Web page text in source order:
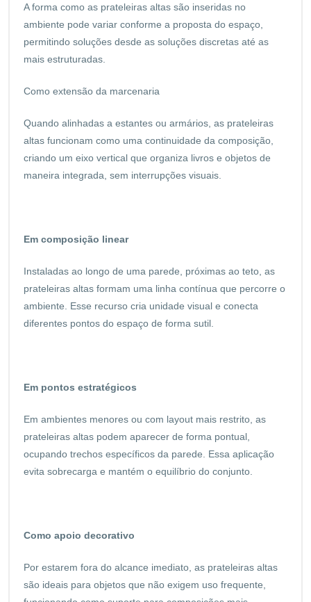
A forma como as prateleiras altas são inseridas no
ambiente pode variar conforme a proposta do espaço,
permitindo soluções desde as soluções discretas até as
mais estruturadas.
Como extensão da marcenaria
Quando alinhadas a estantes ou armários, as prateleiras
altas funcionam como uma continuidade da composição,
criando um eixo vertical que organiza livros e objetos de
maneira integrada, sem interrupções visuais.
Em composição linear
Instaladas ao longo de uma parede, próximas ao teto, as
prateleiras altas formam uma linha contínua que percorre o
ambiente. Esse recurso cria unidade visual e conecta
diferentes pontos do espaço de forma sutil.
Em pontos estratégicos
Em ambientes menores ou com layout mais restrito, as
prateleiras altas podem aparecer de forma pontual,
ocupando trechos específicos da parede. Essa aplicação
evita sobrecarga e mantém o equilíbrio do conjunto.
Como apoio decorativo
Por estarem fora do alcance imediato, as prateleiras altas
são ideais para objetos que não exigem uso frequente,